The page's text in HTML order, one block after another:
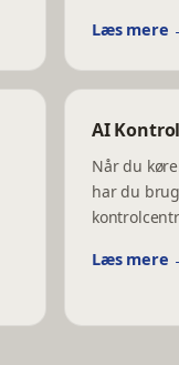
Læs mere
AI
Når du
har du
Læs mere